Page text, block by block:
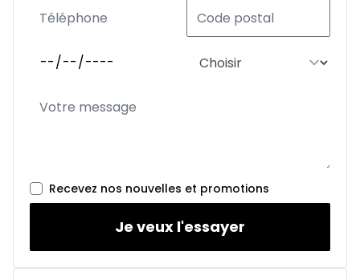
Recevez nos nouvelles et promotions
Je veux l'essayer